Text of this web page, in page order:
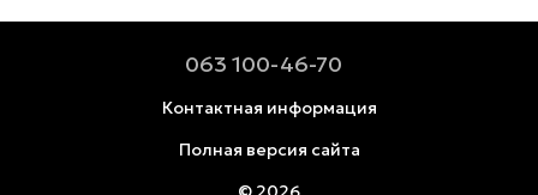
063 100-46-70
Контактная информация
Полная версия сайта